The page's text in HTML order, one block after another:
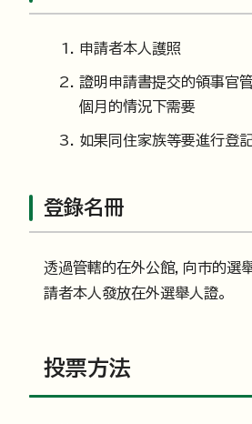
申請者本人護照
證明申請書提交的領事官
個月的情況下需要
如果同住家族等要進行登
登錄名冊
透過管轄的在外公館，向市的選
請者本人發放在外選舉人證。
投票方法